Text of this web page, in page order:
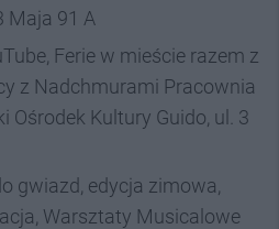
Maja 91 A
Ferie w mieście razem z
z Nadchmurami Pracownia
Ośrodek Kultury Guido, ul. 3
gwiazd, edycja zimowa,
Warsztaty Musicalowe